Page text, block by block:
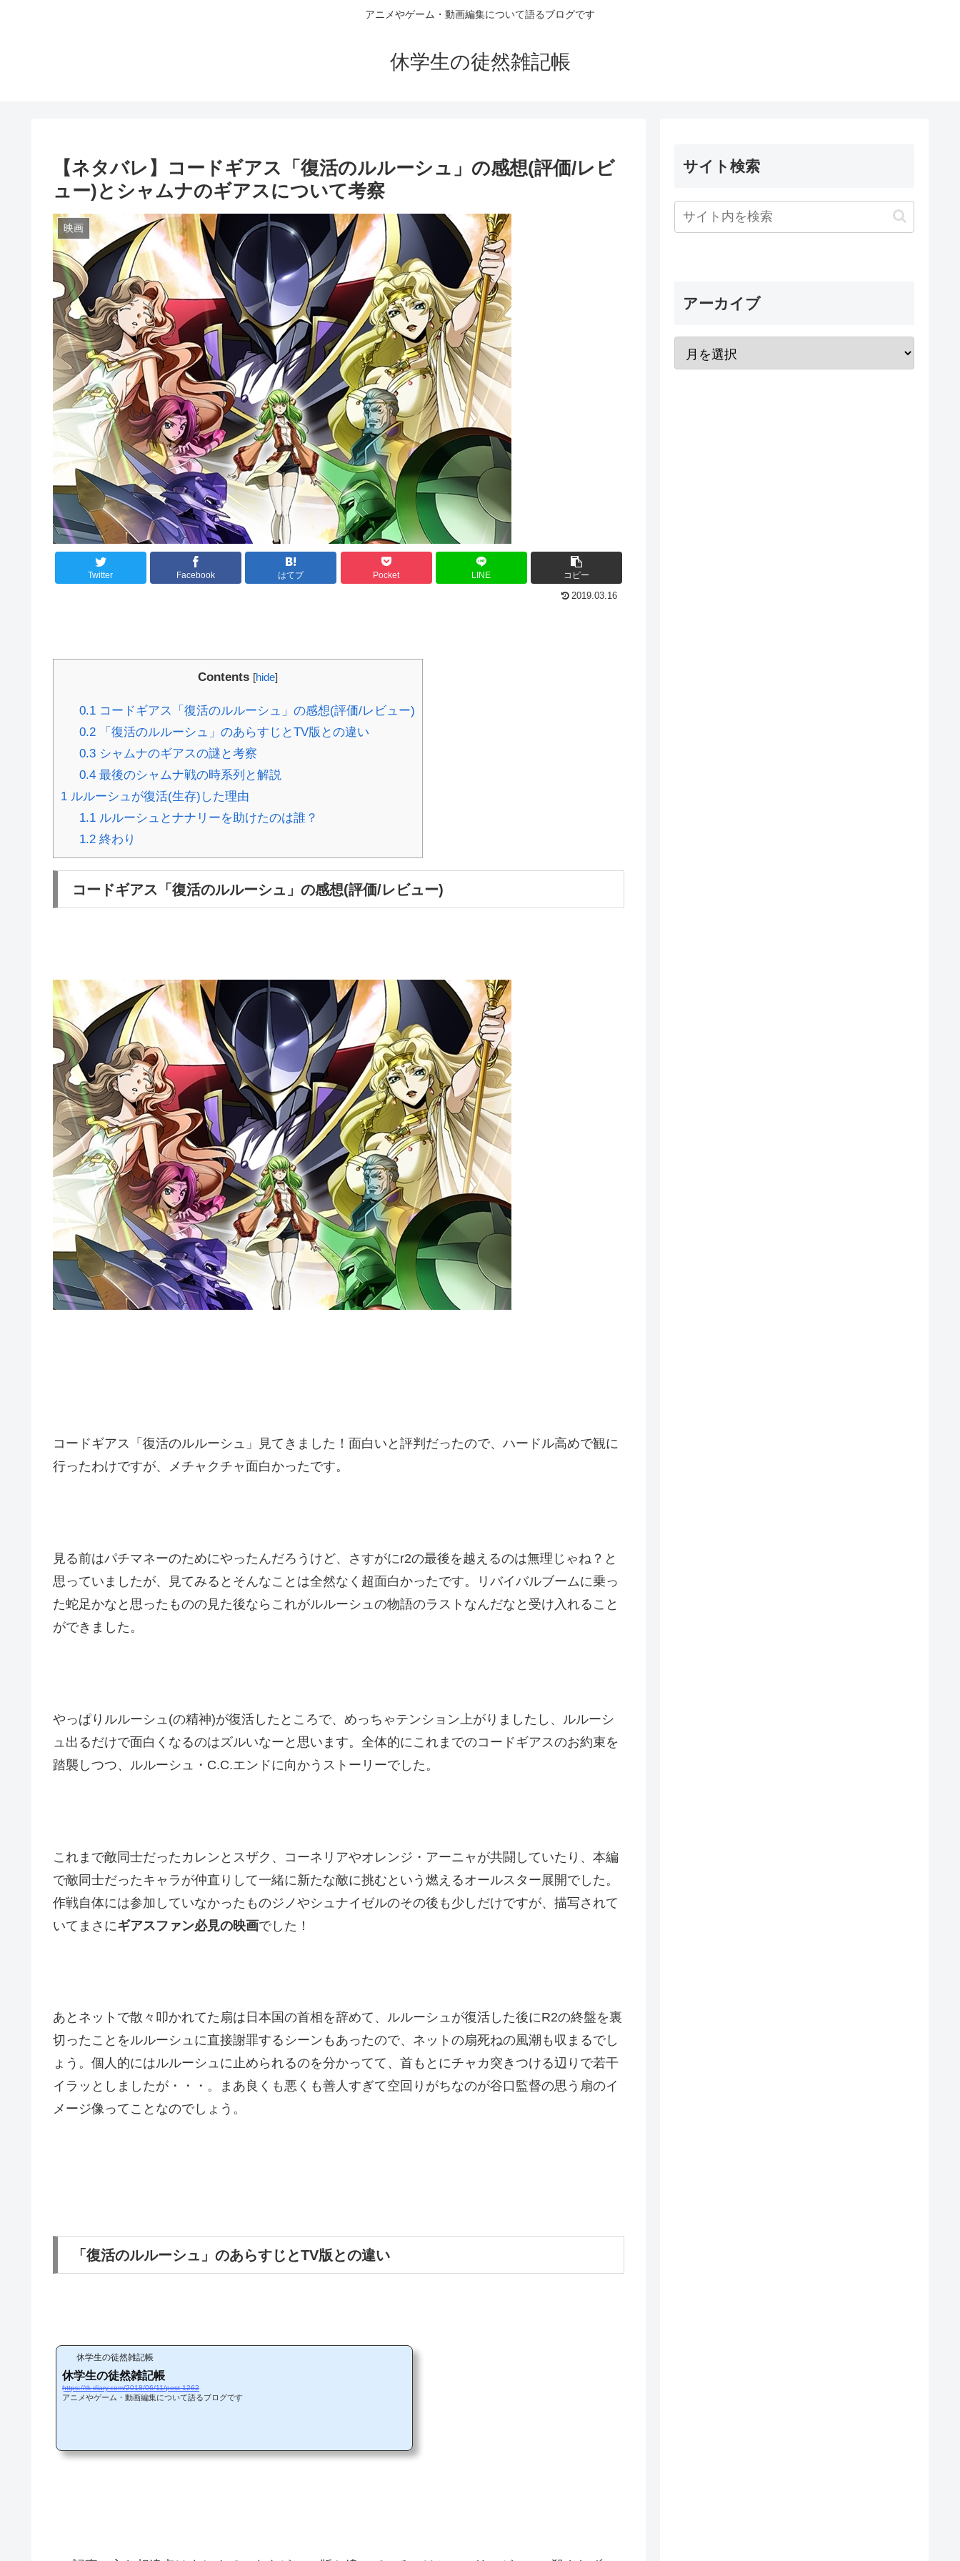
アニメやゲーム・動画編集について語るブログです
休学生の徒然雑記帳
【ネタバレ】コードギアス「復活のルルーシュ」の感想(評価/レビ
ュー)とシャムナのギアスについて考察
映画
Twitter Facebook はてブ Pocket LINE コピー
2019.03.16
Contents [hide]
0.1コードギアス「復活のルルーシュ」の感想(評価/レビュー)
0.2「復活のルルーシュ」のあらすじとTV版との違い
0.3シャムナのギアスの謎と考察
0.4最後のシャムナ戦の時系列と解説
1 ルルーシュが復活(生存)した理由
1.1ルルーシュとナナリーを助けたのは誰？
1.2終わり
コードギアス「復活のルルーシュ」の感想(評価/レビュー)
コードギアス「復活のルルーシュ」見てきました！面白いと評判だったので、ハードル高めで観に
行ったわけですが、メチャクチャ面白かったです。
見る前はパチマネーのためにやったんだろうけど、さすがにr2の最後を越えるのは無理じゃね？と
思っていましたが、見てみるとそんなことは全然なく超面白かったです。リバイバルブームに乗っ
た蛇足かなと思ったものの見た後ならこれがルルーシュの物語のラストなんだなと受け入れること
ができました。
やっぱりルルーシュ(の精神)が復活したところで、めっちゃテンション上がりましたし、ルルーシ
ュ出るだけで面白くなるのはズルいなーと思います。全体的にこれまでのコードギアスのお約束を
踏襲しつつ、ルルーシュ・C.C.エンドに向かうストーリーでした。
これまで敵同士だったカレンとスザク、コーネリアやオレンジ・アーニャが共闘していたり、本編
で敵同士だったキャラが仲直りして一緒に新たな敵に挑むという燃えるオールスター展開でした。
作戦自体には参加していなかったものジノやシュナイゼルのその後も少しだけですが、描写されて
いてまさにギアスファン必見の映画でした！
あとネットで散々叩かれてた扇は日本国の首相を辞めて、ルルーシュが復活した後にR2の終盤を裏
切ったことをルルーシュに直接謝罪するシーンもあったので、ネットの扇死ねの風潮も収まるでし
ょう。個人的にはルルーシュに止められるのを分かってて、首もとにチャカ突きつける辺りで若干
イラッとしましたが・・・。まあ良くも悪くも善人すぎて空回りがちなのが谷口監督の思う扇のイ
メージ像ってことなのでしょう。
「復活のルルーシュ」のあらすじとTV版との違い
休学生の徒然雑記帳
休学生の徒然雑記帳
https://tk-diary.com/2018/06/11/post-1262
アニメやゲーム・動画編集について語るブログです
サイト検索
アーカイブ